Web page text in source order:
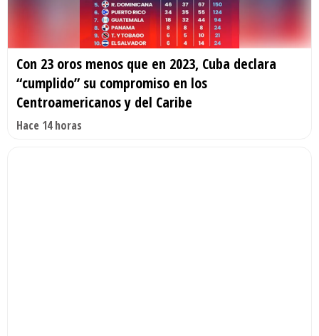
Con 23 oros menos que en 2023, Cuba declara
“cumplido” su compromiso en los
Centroamericanos y del Caribe
Hace 14 horas